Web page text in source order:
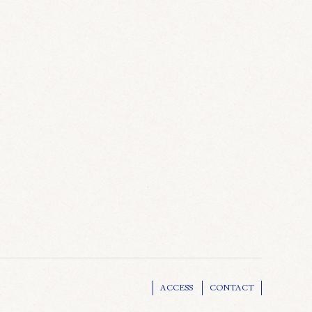
ACCESS CONTACT